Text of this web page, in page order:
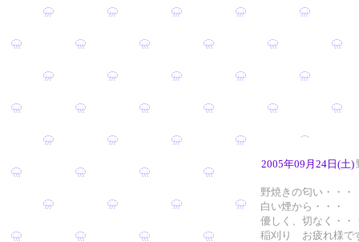
2005年09月24日(土)
野焼きの匂い・・・
白い煙から・・・
優しく、切なく・・
稲刈り お疲れ様で